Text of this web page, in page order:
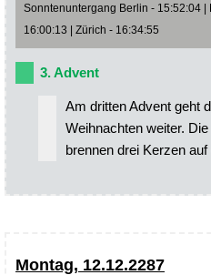
Sonntenuntergang Berlin - 15:52:04 |
16:00:13 | Zürich - 16:34:55
3. Advent
Am dritten Advent geht
Weihnachten weiter.
brennen drei Kerzen
Montag, 12.12.2287